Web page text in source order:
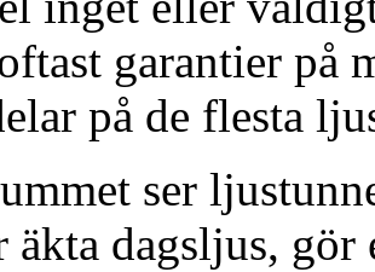
garantier på
på de flesta
ser
äkta dagsljus,